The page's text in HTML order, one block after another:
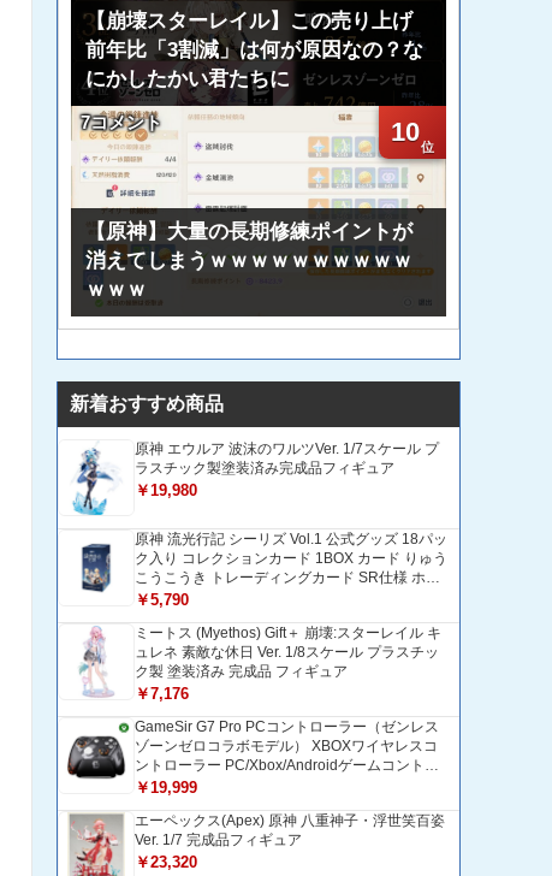
【崩壊スターレイル】この売り上げ
前年比「3割減」は何が原因なの？な
にかしたかい君たちに
10
7コメント
【原神】大量の長期修練ポイントが
消えてしまうｗｗｗｗｗｗｗｗｗｗ
ｗｗｗ
新着おすすめ商品
原神 エウルア 波沫のワルツVer. 1/7スケール プ
ラスチック製塗装済み完成品フィギュア
￥19,980
原神 流光行記 シーリズ Vol.1 公式グッズ 18パッ
ク入り コレクションカード 1BOX カード りゅう
こうこうき トレーディングカード SR仕様 ホロ
グラム加工 全種ランダム封入 [並行輸入品]
￥5,790
ミートス (Myethos) Gift＋ 崩壊:スターレイル キ
ュレネ 素敵な休日 Ver. 1/8スケール プラスチッ
ク製 塗装済み 完成品 フィギュア
￥7,176
GameSir G7 Pro PCコントローラー（ゼンレス
ゾーンゼロコラボモデル） XBOXワイヤレスコ
ントローラー PC/Xbox/Androidゲームコントロ
ーラー 1200mAH大容量バッテリー TMRホール
コントローラー 追加ボタン＆トリガー/グリップ
振動モーター搭載 トリガーストップ＆背面ボタ
ンロック付きゲームパッド 光学式マイクロスイ
￥19,999
エーペックス(Apex) 原神 八重神子・浮世笑百姿
Ver. 1/7 完成品フィギュア
￥23,320